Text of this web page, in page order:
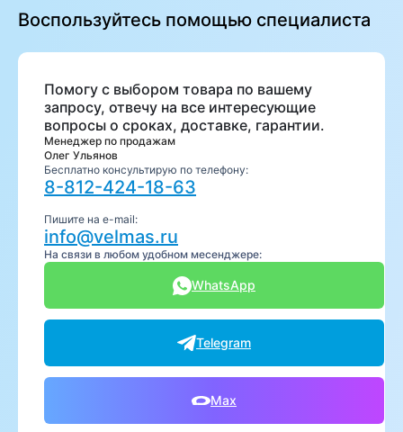
Воспользуйтесь помощью специалиста
Помогу с выбором товара по вашему
запросу, отвечу на все интересующие
вопросы о сроках, доставке, гарантии.
Менеджер по продажам
Олег Ульянов
Бесплатно консультирую по телефону:
8-812-424-18-63
Пишите на e-mail:
info@velmas.ru
На связи в любом удобном месенджере:
WhatsApp
Telegram
Max